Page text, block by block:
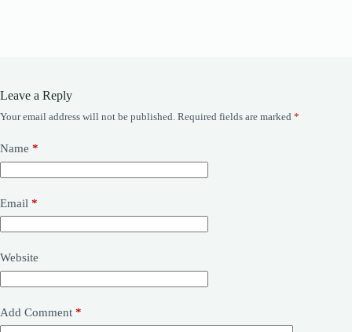
Leave a Reply
Your email address will not be published. Required fields are marked *
Name *
Email *
Website
Add Comment *